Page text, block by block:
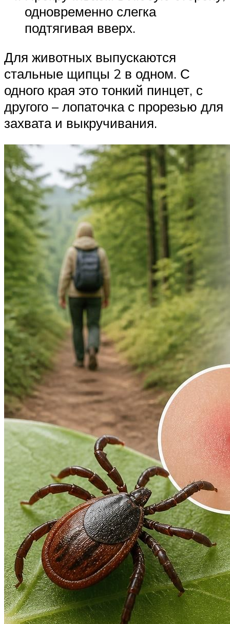
одновременно слегка
подтягивая вверх.
Для животных выпускаются
стальные щипцы 2 в одном. С
одного края это тонкий пинцет, с
другого – лопаточка с прорезью для
захвата и выкручивания.